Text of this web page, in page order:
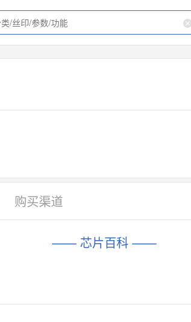
购买渠道
—— 芯片百科 ——